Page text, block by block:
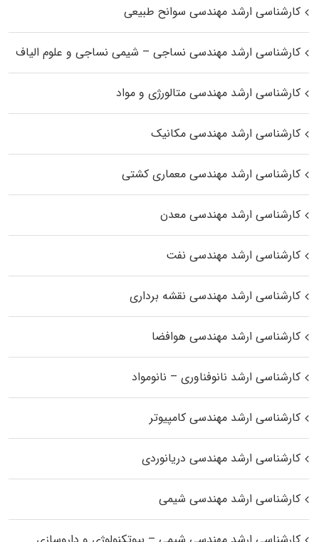
کارشناسی ارشد مهندسی سوانح طبیعی
کارشناسی ارشد مهندسی نساجی – شیمی نساجی و علوم الیاف
کارشناسی ارشد مهندسی متالورژی و مواد
کارشناسی ارشد مهندسی مکانیک
کارشناسی ارشد مهندسی معماری کشتی
کارشناسی ارشد مهندسی معدن
کارشناسی ارشد مهندسی نفت
کارشناسی ارشد مهندسی نقشه برداری
کارشناسی ارشد مهندسی هوافضا
کارشناسی ارشد نانوفناوری – نانومواد
کارشناسی ارشد مهندسی کامپیوتر
کارشناسی ارشد مهندسی دریانوردی
کارشناسی ارشد مهندسی شیمی